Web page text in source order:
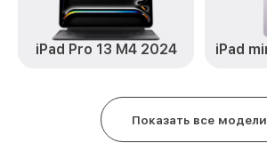
iPad Pro 13 M4 2024
Показать все модели